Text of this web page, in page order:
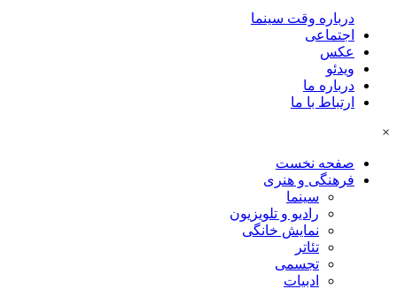
درباره وقت سینما
اجتماعی
عکس
ویدئو
درباره ما
ارتباط با ما
×
صفحه نخست
فرهنگی و هنری
سینما
رادیو و تلویزیون
نمایش خانگی
تئاتر
تجسمی
ادبیات